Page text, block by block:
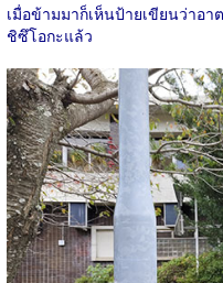
เมื่อข้ามมาก็เห็นป้ายเขียนว่าอา
ชิซึโอกะแล้ว